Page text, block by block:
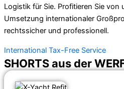
Logistik für Sie. Profitieren Sie von
Umsetzung internationaler
rechtssicher und professionell.
International Tax-Free Service
SHORTS aus der